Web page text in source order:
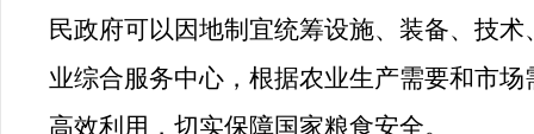
民政府可以因地制宜统筹设施、装备、技
业综合服务中心，根据农业生产需要和市
高效利用，切实保障国家粮食安全。